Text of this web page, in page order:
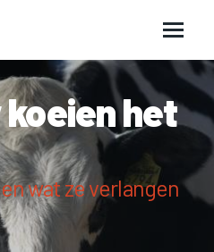
Main
menu
het
wat ze verlangen